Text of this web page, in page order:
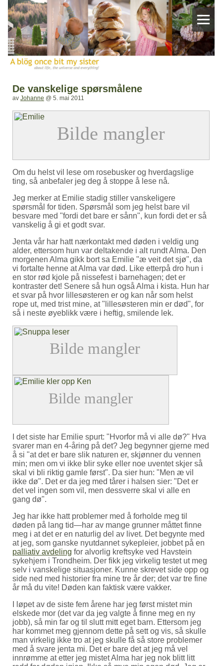
De vanskelige spørsmålene
av Johanne @ 5. mai 2011
Om du helst vil lese om rosebusker og hverdagslige
ting, så anbefaler jeg deg å stoppe å lese nå.
Jeg merker at Emilie stadig stiller vanskeligere
spørsmål for tiden. Spørsmål som jeg helst bare vil
besvare med
fordi det bare er sånn , kun fordi det er så
vanskelig å gi et godt svar.
Jenta vår har hatt nærkontakt med døden i veldig ung
alder, ettersom hun var deltakende i alt rundt Alma. Den
morgenen Alma gikk bort sa Emilie æ veit det sjø , da
vi fortalte henne at Alma var død. Like etterpå dro hun i
en stor rød kjole på nissefest i barnehagen; det er
kontraster det! Senere så hun også Alma i kista. Hun har
et svar på hvor lillesøsteren er og kan når som helst
rope ut, med trist mine, at
lillesøsteren min er død , for
så i neste øyeblikk være i heftig, smilende lek.
I det siste har Emilie spurt: Hvorfor må vi alle dø?
Hva
svarer man en 4-åring på det? Jeg begynner gjerne med
å si
at det er bare slik naturen er, skjønner du vennen
min; men om vi ikke blir syke eller noe uventet skjer så
skal vi bli riktig gamle først . Da sier hun:
Men æ vil
ikke dø . Det er da jeg med tårer i halsen sier:
Det er
det vel ingen som vil, men dessverre skal vi alle en
gang dø .
Jeg har ikke hatt problemer med å forholde meg til
døden på lang tid—har av mange grunner måttet finne
meg i at det er en naturlig del av livet. Det begynte med
at jeg, som ganske nyutdannet sykepleier, jobbet på en
palliativ avdeling for alvorlig kreftsyke ved Havstein
sykehjem i Trondheim. Der fikk jeg virkelig testet ut meg
selv i vanskelige situasjoner. Kunne skrevet side opp og
side ned med historier fra mine tre år der; det var tre fine
år må du vite! Døden kan faktisk være vakker.
I løpet av de siste fem årene har jeg først mistet min
elskede mor (det var da jeg valgte å finne meg en ny
jobb), så min far og til slutt mitt eget barn. Ettersom jeg
har kommet meg gjennom dette på sett og vis, så skulle
man virkelig ikke tro at jeg skulle få så store problemer
med å svare jenta mi. Det er bare det at jeg må vel
innrømme at etter jeg mistet Alma har jeg nok blitt litt